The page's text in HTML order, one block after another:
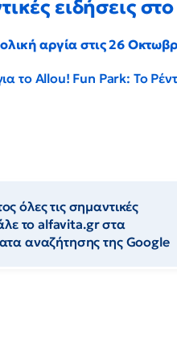
ειδήσεις
αργία στις 26
το Allou! Fun Park: Το
όλες τις σημαντικές
το alfavita.gr στα
αναζήτησης της Google